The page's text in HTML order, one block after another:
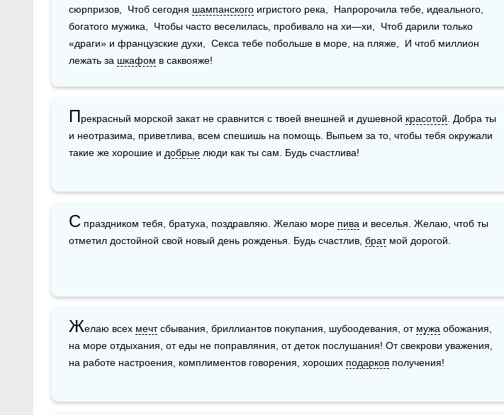
сюрпризов,  Чтоб сегодня шампанского игристого река,  Напророчила тебе, идеального,
богатого мужика,  Чтобы часто веселилась, пробивало на хи—хи,  Чтоб дарили только
«драги» и французские духи,  Секса тебе побольше в море, на пляже,  И чтоб миллион
лежать за шкафом в саквояже!
Прекрасный морской закат не сравнится с твоей внешней и душевной красотой . Добра ты
и неотразима, приветлива, всем спешишь на помощь. Выпьем за то, чтобы тебя окружали
такие же хорошие и добрые люди как ты сам. Будь счастлива!
С праздником тебя, братуха, поздравляю. Желаю море пива и веселья. Желаю, чтоб ты
отметил достойной свой новый день рожденья. Будь счастлив, брат мой дорогой.
Желаю всех мечт сбывания, бриллиантов покупания, шубоодевания, от мужа обожания,
на море отдыхания, от еды не поправляния, от деток послушания! От свекрови уважения,
на работе настроения, комплиментов говорения, хороших подарков получения!